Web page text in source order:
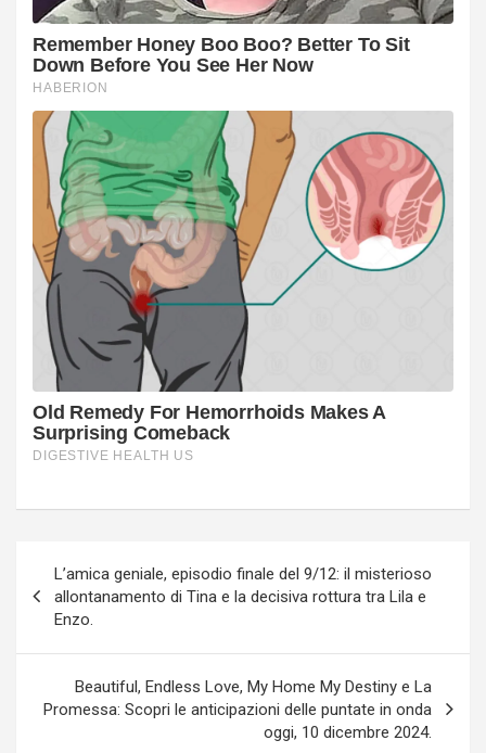
articoli
L’amica geniale, episodio finale del 9/12: il misterioso
allontanamento di Tina e la decisiva rottura tra Lila e
Enzo.
Beautiful, Endless Love, My Home My Destiny e La
Promessa: Scopri le anticipazioni delle puntate in onda
oggi, 10 dicembre 2024.